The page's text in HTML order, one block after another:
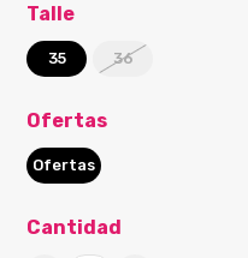
Talle
35 36
Ofertas
Ofertas
Cantidad